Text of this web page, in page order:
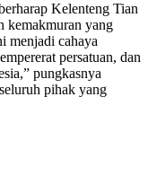
Kelenteng Tian
kemakmuran yang
menjadi cahaya
persatuan, dan
pungkasnya
pihak yang